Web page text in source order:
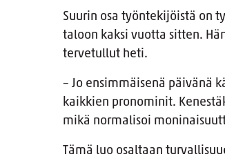
Suurin osa työntekijöistä on
taloon kaksi vuotta sitten.
tervetullut heti.
– Jo ensimmäisenä päivänä
kaikkien pronominit.
mikä normalisoi
Tämä luo osaltaan